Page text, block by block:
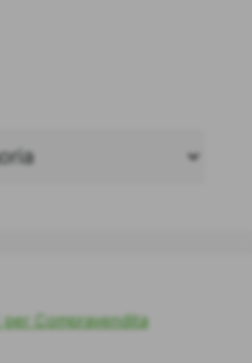
per Compravendita